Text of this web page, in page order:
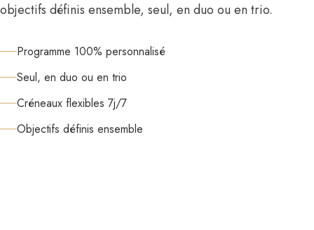
objectifs définis ensemble, seul, en duo ou en trio.
Programme 100% personnalisé
Seul, en duo ou en trio
Créneaux flexibles 7j/7
Objectifs définis ensemble